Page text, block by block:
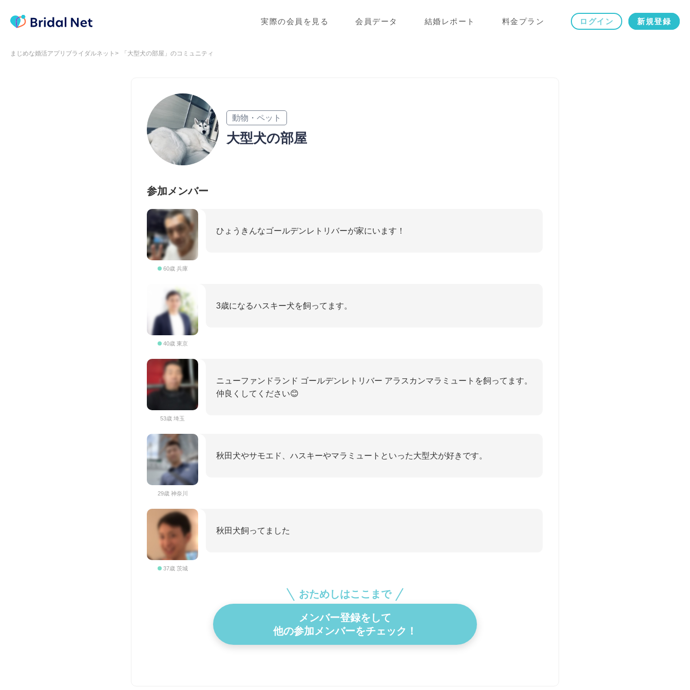
実際の会員を見る 会員データ 結婚レポート 料金プラン ログイン 新規登録
まじめな婚活アプリブライダルネット 「大型犬の部屋」のコミュニティ
動物・ペット
大型犬の部屋
参加メンバー
60歳 兵庫
ひょうきんなゴールデンレトリバーが家にいます！
40歳 東京
3歳になるハスキー犬を飼ってます。
53歳 埼玉
ニューファンドランド ゴールデンレトリバー アラスカンマラミュートを飼ってます。
仲良くしてください😊
29歳 神奈川
秋田犬やサモエド、ハスキーやマラミュートといった大型犬が好きです。
37歳 茨城
秋田犬飼ってました
おためしはここまで
メンバー登録をして
他の参加メンバーをチェック！